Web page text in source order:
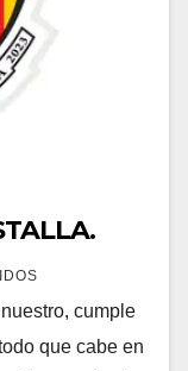
cumple
que cabe en